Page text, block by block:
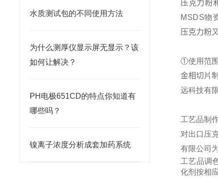
水质测试包的不同使用方法
为什么测厚仪显示屏无显示？该
如何让解决？
PH电极651CD的特点你知道有
哪些吗？
镍离子浓度分析成套加药系统
压克力粉
MSDS物
压克力粉
①使用范
金相切片
远科技有
工艺品制
对出口压
有限公司
工艺品调
化剂按相